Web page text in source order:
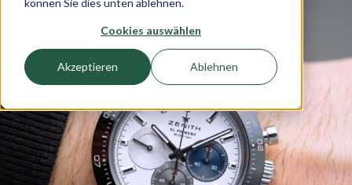
Cookies auswählen
Akzeptieren Ablehnen